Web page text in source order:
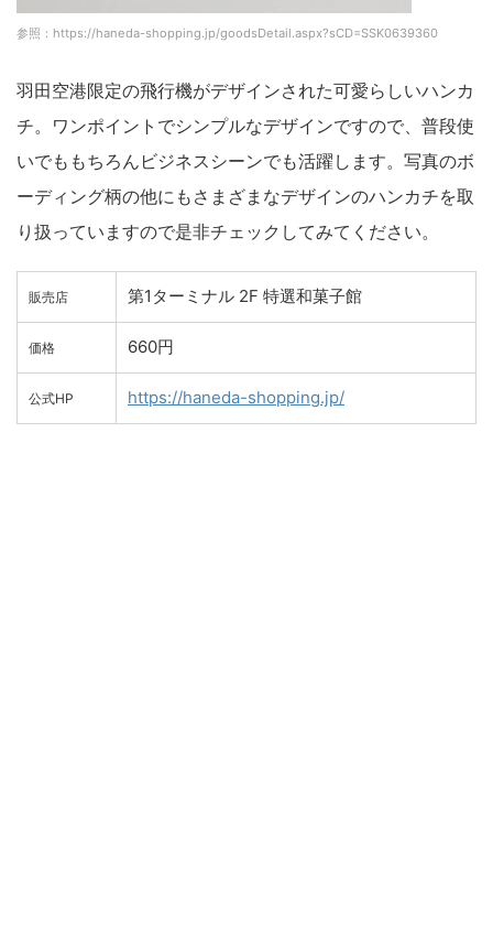
参照：https://haneda-shopping.jp/goodsDetail.aspx?sCD=SSK0639360
羽田空港限定の飛行機がデザインされた可愛らしいハンカ
チ。ワンポイントでシンプルなデザインですので、普段使
いでももちろんビジネスシーンでも活躍します。写真のボ
ーディング柄の他にもさまざまなデザインのハンカチを取
り扱っていますので是非チェックしてみてください。
販売店 第1ターミナル 2F 特選和菓子館
価格 660円
公式HP https://haneda-shopping.jp/